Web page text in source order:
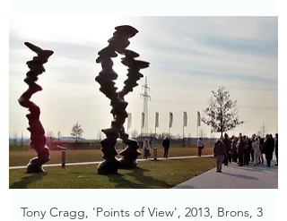
Tony Cragg, 'Points of View', 2013, Brons, 3